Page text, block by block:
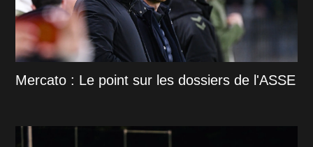
Mercato : Le point sur les dossiers de l'ASSE